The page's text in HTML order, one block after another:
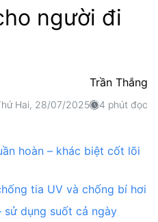
người đi
Trần Thắng
Hai, 28/07/2025 4 phút đọc
hoàn – khác biệt cốt lõi
tia UV và chống bí hơi
sử dụng suốt cả ngày